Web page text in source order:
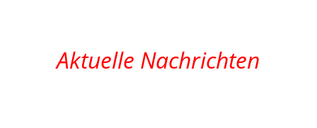
Aktuelle Nachrichten